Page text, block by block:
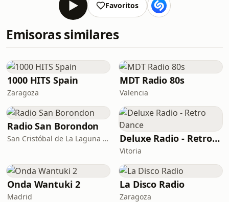
Favoritos
Emisoras similares
1000 HITS Spain
Zaragoza
MDT Radio 80s
Valencia
Radio San Borondon
San Cristóbal de La Laguna · 92.0 FM Deluxe Radio - Retro Dance
Vitoria
Onda Wantuki 2
Madrid
La Disco Radio
Zaragoza